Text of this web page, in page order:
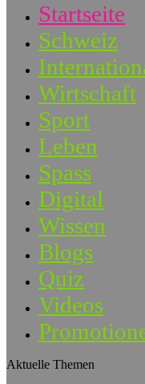
Startseite
Schweiz
Wirtschaft
Sport
Leben
Spass
Digital
Wissen
Blogs
Quiz
Videos
Aktuelle Themen